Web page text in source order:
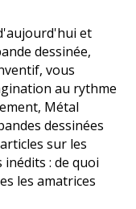
et
dessinée,
vous
au rythme
Métal
dessinées
sur les
: de quoi
les amatrices